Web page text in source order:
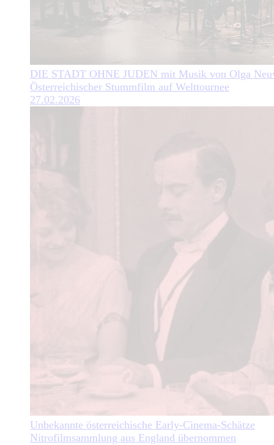
DIE STADT OHNE JUDEN mit Musik von Olga
Österreichischer Stummfilm auf Welttournee
27.02.2026
Unbekannte österreichische Early-Cinema-Schätze
Nitrofilmsammlung aus England übernommen